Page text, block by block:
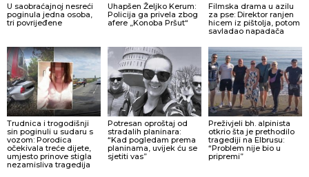
U saobraćajnoj nesreći
poginula jedna osoba,
tri povrijeđene
Uhapšen Željko Kerum:
Policija ga privela zbog
afere „Konoba Pršut“
Filmska drama u azilu
za pse: Direktor ranjen
hicem iz pištolja, potom
savladao napadača
Trudnica i trogodišnji
sin poginuli u sudaru s
vozom: Porodica
očekivala treće dijete,
umjesto prinove stigla
nezamisliva tragedija
Potresan oproštaj od
stradalih planinara:
“Kad pogledam prema
planinama, uvijek ću se
sjetiti vas”
Preživjeli bh. alpinista
otkrio šta je prethodilo
tragediji na Elbrusu:
“Problem nije bio u
pripremi”